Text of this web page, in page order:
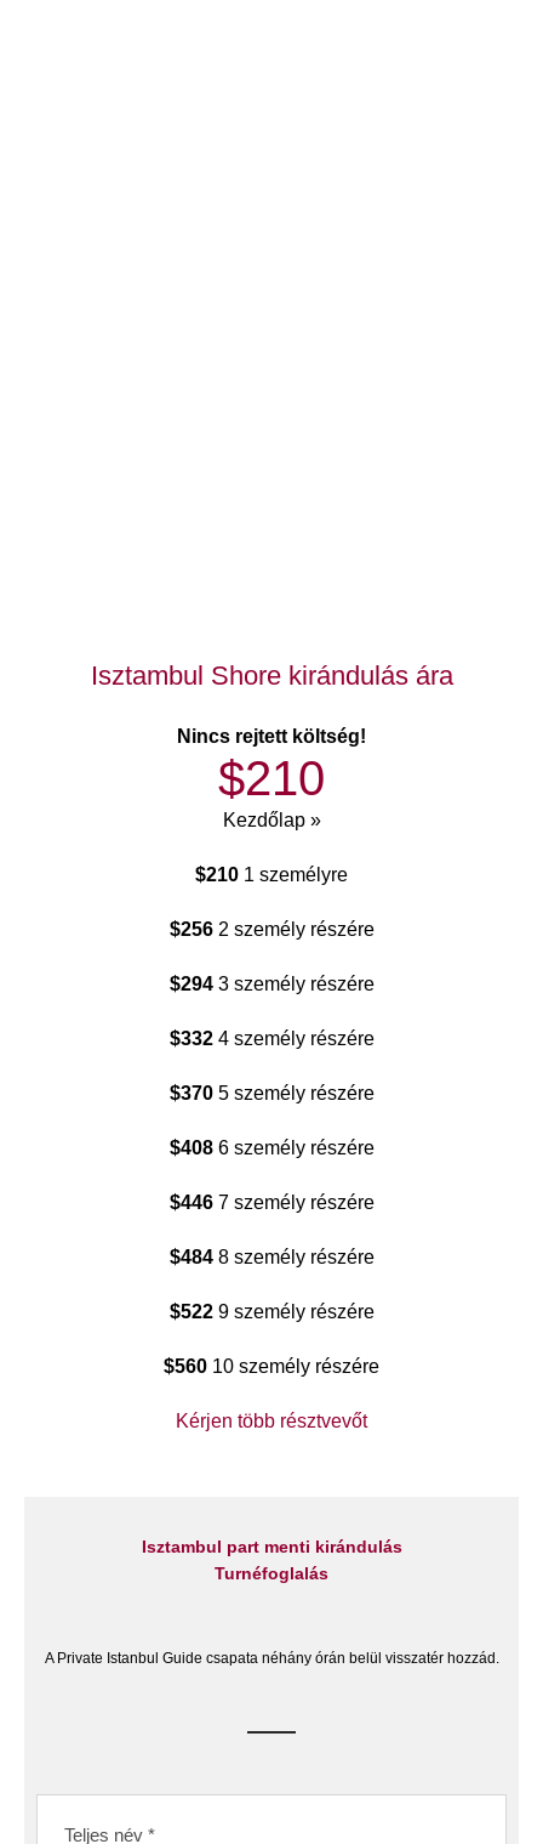
Isztambul Shore kirándulás ára
Nincs rejtett költség!
$210
Kezdőlap »
$210 1 személyre
$2562 személy részére
$2943 személy részére
$3324 személy részére
$3705 személy részére
$4086 személy részére
$4467 személy részére
$4848 személy részére
$5229 személy részére
$560 10 személy részére
Kérjen több résztvevőt
Isztambul part menti kirándulás
Turnéfoglalás
A Private Istanbul Guide csapata néhány órán belül visszatér hozzád.